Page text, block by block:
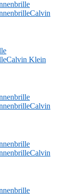
Calvin
Calvin Klein
Calvin
Calvin